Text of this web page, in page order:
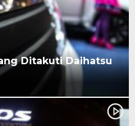
Ditakuti Daihatsu